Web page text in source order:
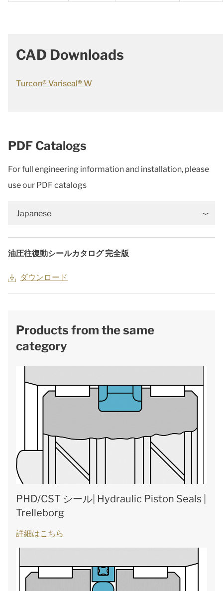
CAD Downloads
Turcon® Variseal® W
PDF Catalogs
For full engineering information and installation, please
use our PDF catalogs
Japanese
油圧往復動シールカタログ 完全版
ダウンロード
Products from the same
category
PHD/CST シール| Hydraulic Piston Seals |
Trelleborg
詳細はこちら